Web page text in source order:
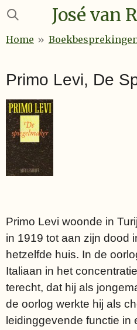
Ga
naar
José van
Home »
Primo Levi, De
Primo Levi woonde in
in 1919 tot aan zijn dood
hetzelfde huis. In de
Italiaan in het
terecht, dat hij als
de oorlog werkte hij als
leidinggevende functie in